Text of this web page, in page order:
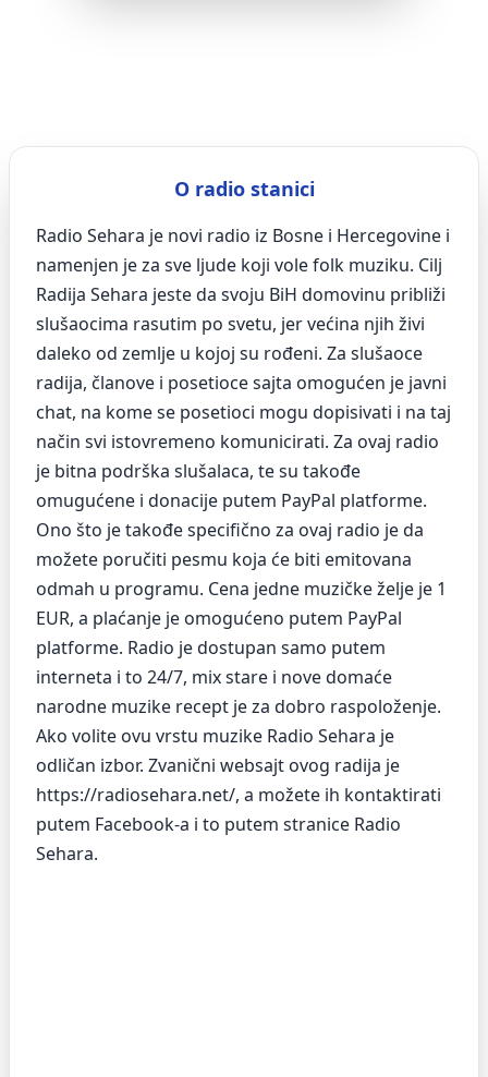
O radio stanici
Radio Sehara je novi radio iz Bosne i Hercegovine i
namenjen je za sve ljude koji vole folk muziku. Cilj
Radija Sehara jeste da svoju BiH domovinu približi
slušaocima rasutim po svetu, jer većina njih živi
daleko od zemlje u kojoj su rođeni. Za slušaoce
radija, članove i posetioce sajta omogućen je javni
chat, na kome se posetioci mogu dopisivati i na taj
način svi istovremeno komunicirati. Za ovaj radio
je bitna podrška slušalaca, te su takođe
omugućene i donacije putem PayPal platforme.
Ono što je takođe specifično za ovaj radio je da
možete poručiti pesmu koja će biti emitovana
odmah u programu. Cena jedne muzičke želje je 1
EUR, a plaćanje je omogućeno putem PayPal
platforme. Radio je dostupan samo putem
interneta i to 24/7, mix stare i nove domaće
narodne muzike recept je za dobro raspoloženje.
Ako volite ovu vrstu muzike Radio Sehara je
odličan izbor. Zvanični websajt ovog radija je
https://radiosehara.net/, a možete ih kontaktirati
putem Facebook-a i to putem stranice Radio
Sehara.